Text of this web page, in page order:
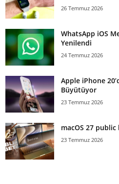
26 Temmuz 2026
WhatsApp iOS
Yenilendi
24 Temmuz 2026
Apple iPhone
Büyütüyor
23 Temmuz 2026
macOS 27 public
23 Temmuz 2026